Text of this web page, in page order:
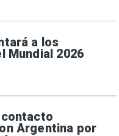
a los
Mundial 2026
Argentina por